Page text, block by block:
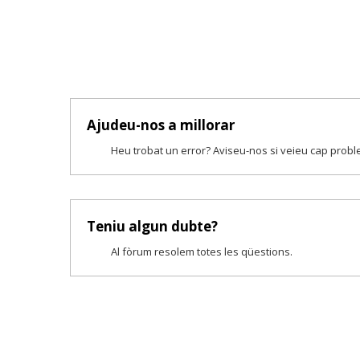
Ajudeu-nos a millorar
Heu trobat un error? Aviseu-nos si veieu cap
Teniu algun dubte?
Al fòrum resolem totes les qüestions.